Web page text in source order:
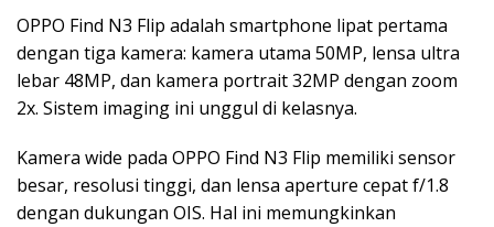
OPPO Find N3 Flip adalah smartphone lipat pertama
dengan tiga kamera: kamera utama 50MP, lensa ultra
lebar 48MP, dan kamera portrait 32MP dengan zoom
2x. Sistem imaging ini unggul di kelasnya.
Kamera wide pada OPPO Find N3 Flip memiliki sensor
besar, resolusi tinggi, dan lensa aperture cepat f/1.8
dengan dukungan OIS. Hal ini memungkinkan